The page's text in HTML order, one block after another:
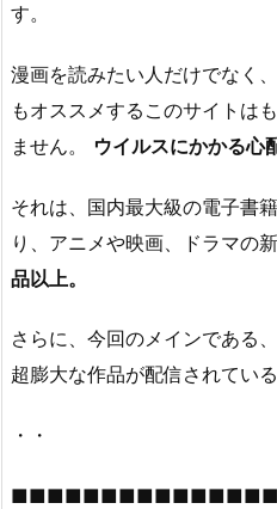
す。
漫画を読みたい人だけでなく
もオススメするこのサイトは
ません。 ウイルスにかかる心
それは、国内最大級の電子書
り、アニメや映画、ドラマの
品以上。
さらに、今回のメインである
超膨大な作品が配信されてい
・・